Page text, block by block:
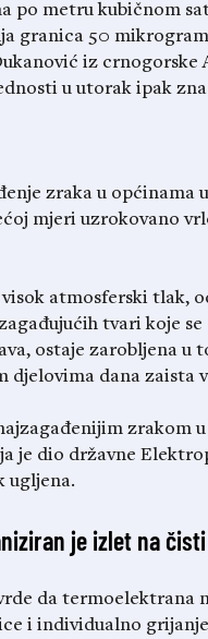
metru kubičnom
granica 50
iz crnogorske
u utorak ipak
zraka u općinama
mjeri uzrokovano
atmosferski tlak,
tvari koje
ostaje zarobljena u
djelovima dana zaista
zrakom
je dio državne
ugljena.
je izlet na
da termoelektrana
i individualno